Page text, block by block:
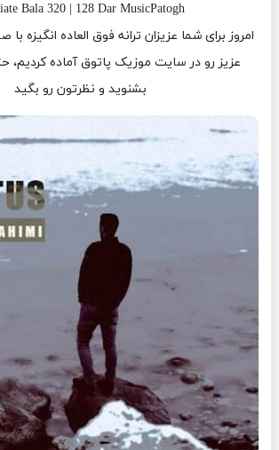
Bala 320 | 128 Dar MusicPatogh
امروز برای شما عزیزان ترانه فوق العاده انگیزه
عزیز رو در سایت موزیک پاتوق آماده کردیم،
بشنوید و نظرتون رو بگید